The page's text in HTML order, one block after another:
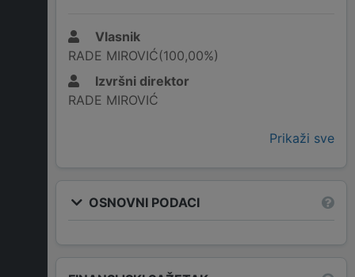
Vlasnik
RADE MIROVIĆ(100,00%)
Izvršni direktor
RADE MIROVIĆ
Prikaži sve
OSNOVNI PODACI